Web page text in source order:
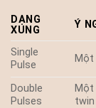
DẠNG
XUNG
Ý
Single
Pulse
Một
Double
Pulses